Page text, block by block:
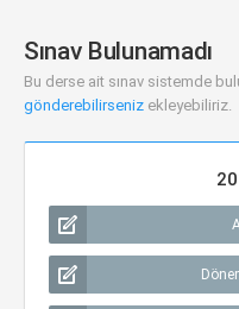
Sınav Bulunamadı
Bu derse ait sınav sistemde
gönderebilirseniz ekleyebiliriz.